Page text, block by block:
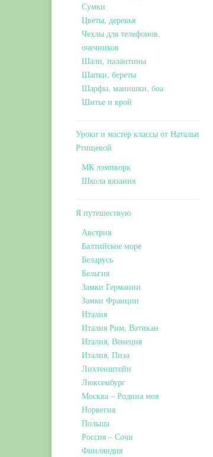
Сумки
Цветы, деревья
Чехлы для телефонов,
очечников
Шали, палантины
Шапки, береты
Шарфы, манишки, боа
Шитье и крой
Уроки и мастер классы от Натальи
Ртищевой
МК лэмпворк
Школа вязания
Я путешествую
Австрия
Балтийское море
Беларусь
Бельгия
Замки Германии
Замки Франции
Италия
Италия Рим, Ватикан
Италия, Венеция
Италия, Пиза
Лихтенштейн
Люксембург
Москва – Родина моя
Норвегия
Польша
Россия – Сочи
Финляндия